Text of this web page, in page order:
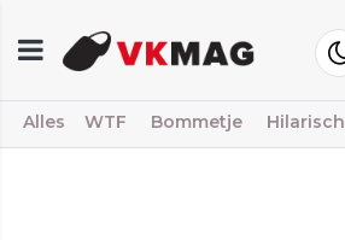
Alles WTF Bommetje Hilarisch